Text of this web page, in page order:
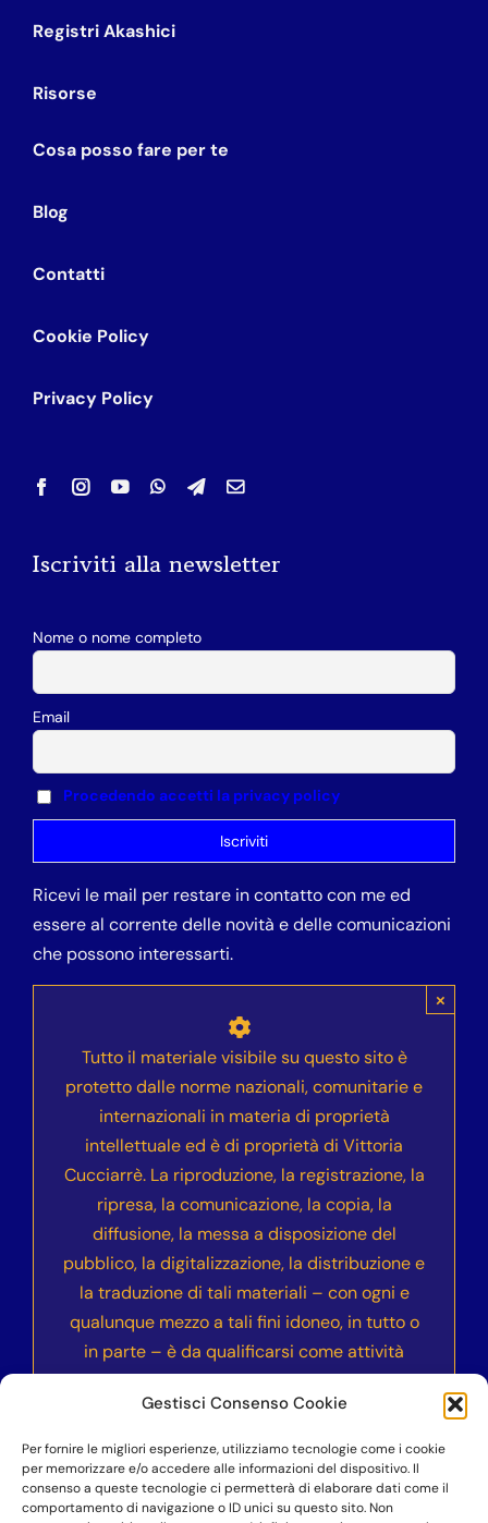
Gestisci Consenso Cookie
Per fornire le migliori esperienze, utilizziamo tecnologie come i cookie
per memorizzare e/o accedere alle informazioni del dispositivo. Il
consenso a queste tecnologie ci permetterà di elaborare dati come il
comportamento di navigazione o ID unici su questo sito. Non
Registri Akashici
Risorse
Cosa posso fare per te
Blog
Contatti
Cookie Policy
Privacy Policy
Iscriviti alla newsletter
Nome o nome completo
Email
Procedendo accetti la privacy policy
Ricevi le mail per restare in contatto con me ed
essere al corrente delle novità e delle comunicazioni
che possono interessarti.
Tutto il materiale visibile su questo sito è
protetto dalle norme nazionali, comunitarie e
internazionali in materia di proprietà
intellettuale ed è di proprietà di Vittoria
Cucciarrè. La riproduzione, la registrazione, la
ripresa, la comunicazione, la copia, la
diffusione, la messa a disposizione del
pubblico, la digitalizzazione, la distribuzione e
la traduzione di tali materiali – con ogni e
qualunque mezzo a tali fini idoneo, in tutto o
in parte – è da qualificarsi come attività
illecita e sarà sanzionata civilmente e
penalmente secondo le normative vigenti
nell’ordinamento italiano ed internazionale.
×